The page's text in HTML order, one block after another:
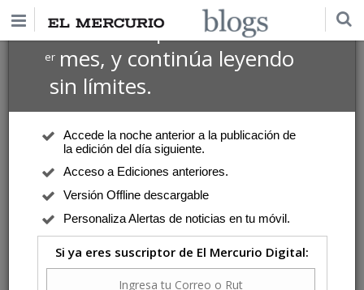
Suscríbete por $1 USD
ermes, y continúa leyendo
sin límites.
Accede la noche anterior a la publicación de
la edición del día siguiente.
Acceso a Ediciones anteriores.
Versión Offline descargable
Personaliza Alertas de noticias en tu móvil.
Si ya eres suscriptor de El Mercurio Digital: